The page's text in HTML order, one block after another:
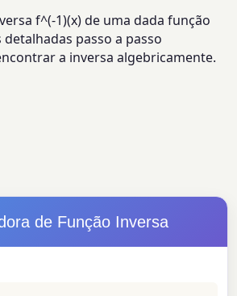
f^(-1)(x) de uma dada função
passo a passo
a inversa algebricamente.
de Função Inversa